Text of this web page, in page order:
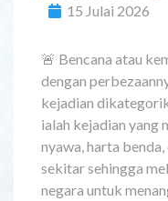
15 Julai 2026
🚨 Bencana atau
dengan
kejadian
ialah kejadian yang
nyawa, harta
sekitar sehingga
negara untuk